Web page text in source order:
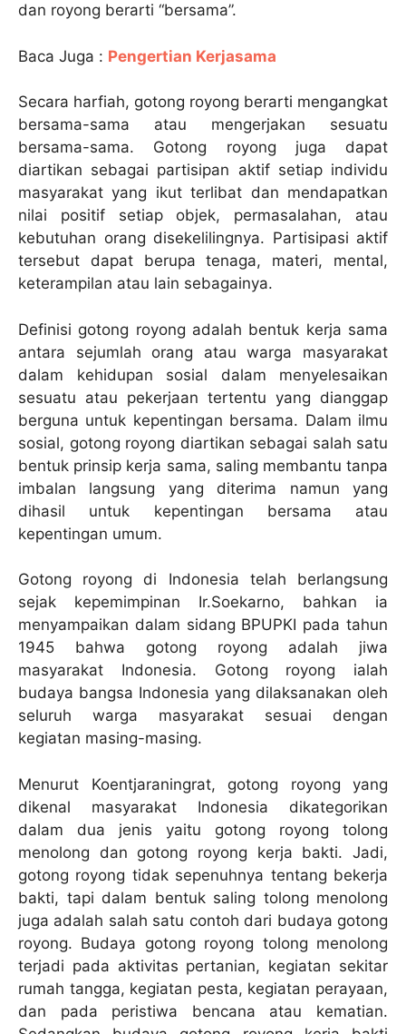
dan royong berarti “bersama”.
Baca Juga : Pengertian Kerjasama
Secara harfiah, gotong royong berarti mengangkat
bersama-sama atau mengerjakan sesuatu
bersama-sama. Gotong royong juga dapat
diartikan sebagai partisipan aktif setiap individu
masyarakat yang ikut terlibat dan mendapatkan
nilai positif setiap objek, permasalahan, atau
kebutuhan orang disekelilingnya. Partisipasi aktif
tersebut dapat berupa tenaga, materi, mental,
keterampilan atau lain sebagainya.
Definisi gotong royong adalah bentuk kerja sama
antara sejumlah orang atau warga masyarakat
dalam kehidupan sosial dalam menyelesaikan
sesuatu atau pekerjaan tertentu yang dianggap
berguna untuk kepentingan bersama. Dalam ilmu
sosial, gotong royong diartikan sebagai salah satu
bentuk prinsip kerja sama, saling membantu tanpa
imbalan langsung yang diterima namun yang
dihasil untuk kepentingan bersama atau
kepentingan umum.
Gotong royong di Indonesia telah berlangsung
sejak kepemimpinan Ir.Soekarno, bahkan ia
menyampaikan dalam sidang BPUPKI pada tahun
1945 bahwa gotong royong adalah jiwa
masyarakat Indonesia. Gotong royong ialah
budaya bangsa Indonesia yang dilaksanakan oleh
seluruh warga masyarakat sesuai dengan
kegiatan masing-masing.
Menurut Koentjaraningrat, gotong royong yang
dikenal masyarakat Indonesia dikategorikan
dalam dua jenis yaitu gotong royong tolong
menolong dan gotong royong kerja bakti. Jadi,
gotong royong tidak sepenuhnya tentang bekerja
bakti, tapi dalam bentuk saling tolong menolong
juga adalah salah satu contoh dari budaya gotong
royong. Budaya gotong royong tolong menolong
terjadi pada aktivitas pertanian, kegiatan sekitar
rumah tangga, kegiatan pesta, kegiatan perayaan,
dan pada peristiwa bencana atau kematian.